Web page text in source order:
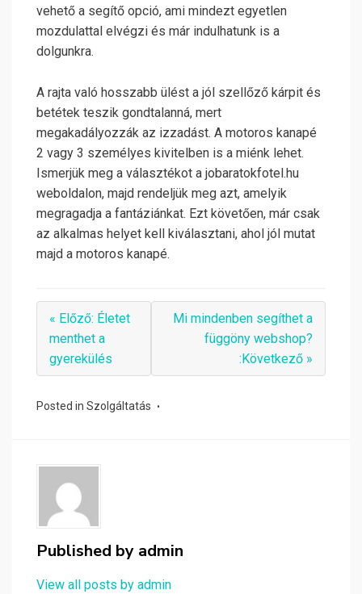
vehető a segítő opció, ami mindezt egyetlen
mozdulattal elvégzi és már indulhatunk is a
dolgunkra.
A rajta való hosszabb ülést a jól szellőző kárpit és
betétek teszik gondtalanná, mert
megakadályozzák az izzadást. A motoros kanapé
2 vagy 3 személyes kivitelben is a miénk lehet.
Ismerjük meg a választékot a jobaratokfotel.hu
weboldalon, majd rendeljük meg azt, amelyik
megragadja a fantáziánkat. Ezt követően, már csak
az alkalmas helyet kell kiválasztani, ahol jól mutat
majd a motoros kanapé.
« Előző: Életet
menthet a
gyerekülés
Mi mindenben segíthet a
függöny webshop?
:Következő »
Posted in Szolgáltatás
Published by admin
View all posts by admin